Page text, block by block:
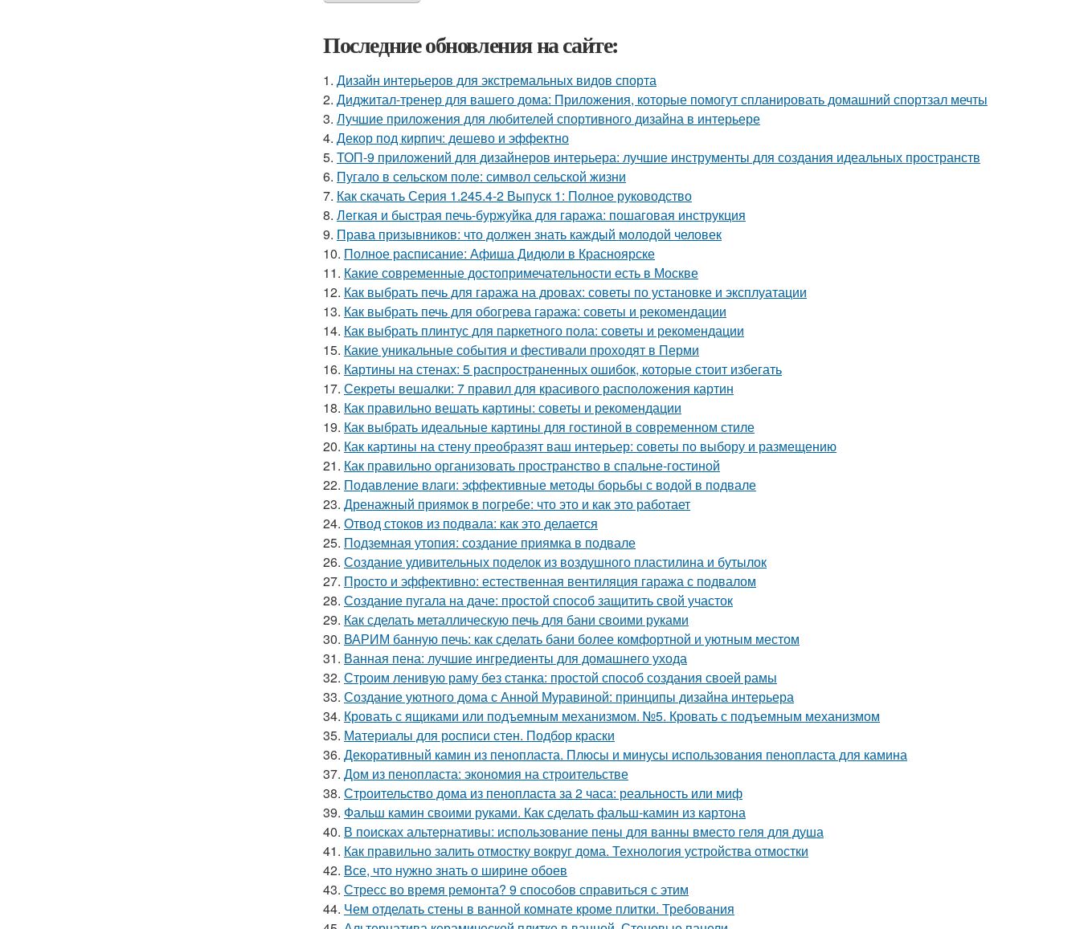
Последние обновления на сайте:
1. Дизайн интерьеров для экстремальных видов спорта
2. Диджитал-тренер для вашего дома: Приложения, которые помогут спланировать домашний спортзал мечты
3. Лучшие приложения для любителей спортивного дизайна в интерьере
4. Декор под кирпич: дешево и эффектно
5. ТОП-9 приложений для дизайнеров интерьера: лучшие инструменты для создания идеальных пространств
6. Пугало в сельском поле: символ сельской жизни
7. Как скачать Серия 1.245.4-2 Выпуск 1: Полное руководство
8. Легкая и быстрая печь-буржуйка для гаража: пошаговая инструкция
9. Права призывников: что должен знать каждый молодой человек
10. Полное расписание: Афиша Дидюли в Красноярске
11. Какие современные достопримечательности есть в Москве
12. Как выбрать печь для гаража на дровах: советы по установке и эксплуатации
13. Как выбрать печь для обогрева гаража: советы и рекомендации
14. Как выбрать плинтус для паркетного пола: советы и рекомендации
15. Какие уникальные события и фестивали проходят в Перми
16. Картины на стенах: 5 распространенных ошибок, которые стоит избегать
17. Секреты вешалки: 7 правил для красивого расположения картин
18. Как правильно вешать картины: советы и рекомендации
19. Как выбрать идеальные картины для гостиной в современном стиле
20. Как картины на стену преобразят ваш интерьер: советы по выбору и размещению
21. Как правильно организовать пространство в спальне-гостиной
22. Подавление влаги: эффективные методы борьбы с водой в подвале
23. Дренажный приямок в погребе: что это и как это работает
24. Отвод стоков из подвала: как это делается
25. Подземная утопия: создание приямка в подвале
26. Создание удивительных поделок из воздушного пластилина и бутылок
27. Просто и эффективно: естественная вентиляция гаража с подвалом
28. Создание пугала на даче: простой способ защитить свой участок
29. Как сделать металлическую печь для бани своими руками
30. ВАРИМ банную печь: как сделать бани более комфортной и уютным местом
31. Ванная пена: лучшие ингредиенты для домашнего ухода
32. Строим ленивую раму без станка: простой способ создания своей рамы
33. Создание уютного дома с Анной Муравиной: принципы дизайна интерьера
34. Кровать с ящиками или подъемным механизмом. №5. Кровать с подъемным механизмом
35. Материалы для росписи стен. Подбор краски
36. Декоративный камин из пенопласта. Плюсы и минусы использования пенопласта для камина
37. Дом из пенопласта: экономия на строительстве
38. Строительство дома из пенопласта за 2 часа: реальность или миф
39. Фальш камин своими руками. Как сделать фальш-камин из картона
40. В поисках альтернативы: использование пены для ванны вместо геля для душа
41. Как правильно залить отмостку вокруг дома. Технология устройства отмостки
42. Все, что нужно знать о ширине обоев
43. Стресс во время ремонта? 9 способов справиться с этим
44. Чем отделать стены в ванной комнате кроме плитки. Требования